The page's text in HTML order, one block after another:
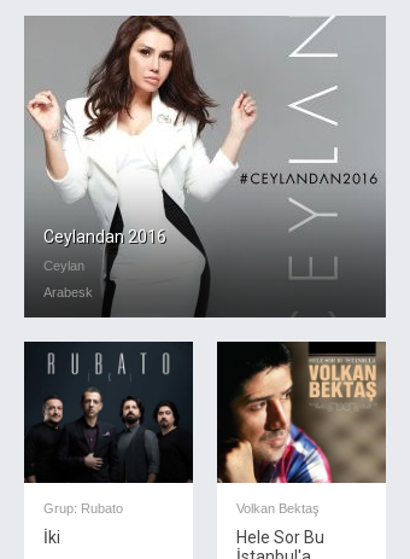
Ceylandan 2016
Ceylan
Arabesk
Grup: Rubato
İki
Volkan Bektaş
Hele Sor Bu